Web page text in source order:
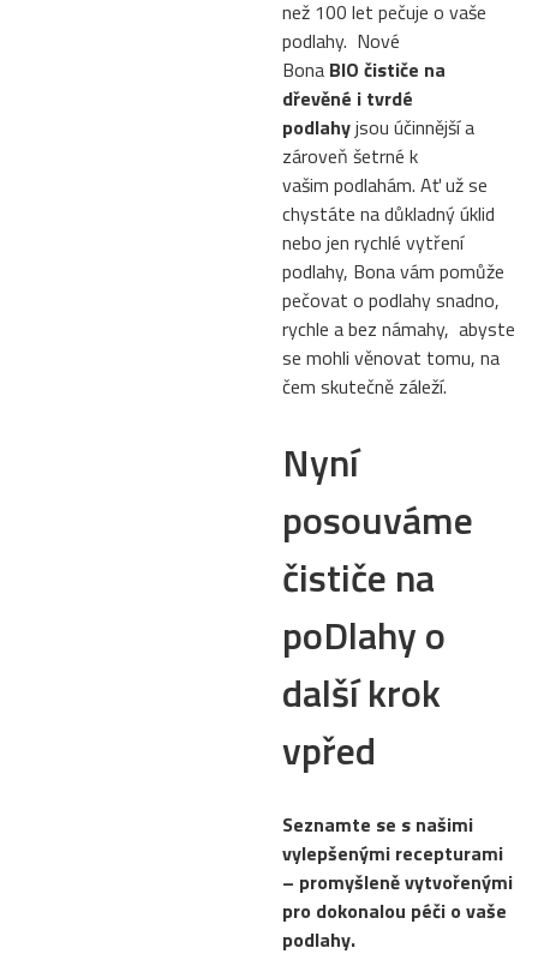
než 100 let pečuje o vaše
podlahy. Nové
Bona BIO čističe na
dřevěné i tvrdé
podlahyjsou účinnější a
zároveň šetrné k
vašim podlahám. Ať už se
chystáte na důkladný úklid
nebo jen rychlé vytření
podlahy, Bona vám pomůže
pečovat o podlahy snadno,
rychle a bez námahy, abyste
se mohli věnovat tomu, na
čem skutečně záleží.
Nyní
posouváme
čističe na
poDlahy o
další krok
vpřed
Seznamte se s našimi
vylepšenými recepturami
– promyšleně vytvořenými
pro dokonalou péči o vaše
podlahy.